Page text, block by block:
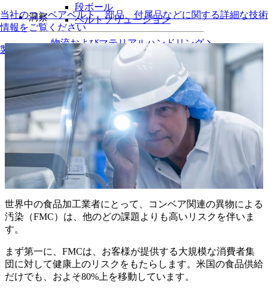
当社のコンベアベルト、部品、付属品などに関する詳細な技術
情報をご覧ください
製品の概要
段ボール
ベルトソリューション
物流およびマテリアルハンドリング
eコマースと流通
郵便と小包
タイヤおよび自動車産業
タイヤ
自動車
EVバッテリー
工業
業界の概要
洞察
世界中の食品加工業者にとって、コンベア関連の異物による
汚染（FMC）は、他のどの課題よりも高いリスクを伴いま
す。
まず第一に、FMCは、お客様が提供する大規模な消費者集
団に対して健康上のリスクをもたらします。米国の食品供給
だけでも、およそ80%上を移動しています。